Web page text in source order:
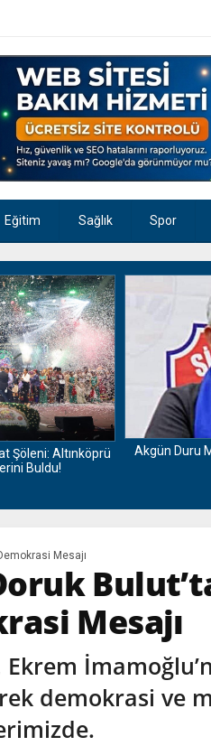
Eğitim Sağlık Spor
Şöleni: Altınköprü
Buldu!
Akgün Duru
Mesajı
Mesajı
demokrasi ve